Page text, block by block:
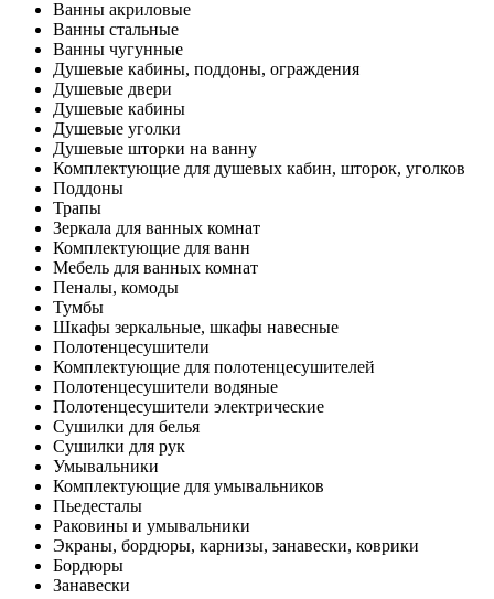
Ванны акриловые
Ванны стальные
Ванны чугунные
Душевые кабины, поддоны, ограждения
Душевые двери
Душевые кабины
Душевые уголки
Душевые шторки на ванну
Комплектующие для душевых кабин, шторок, уголков
Поддоны
Трапы
Зеркала для ванных комнат
Комплектующие для ванн
Мебель для ванных комнат
Пеналы, комоды
Тумбы
Шкафы зеркальные, шкафы навесные
Полотенцесушители
Комплектующие для полотенцесушителей
Полотенцесушители водяные
Полотенцесушители электрические
Сушилки для белья
Сушилки для рук
Умывальники
Комплектующие для умывальников
Пьедесталы
Раковины и умывальники
Экраны, бордюры, карнизы, занавески, коврики
Бордюры
Занавески